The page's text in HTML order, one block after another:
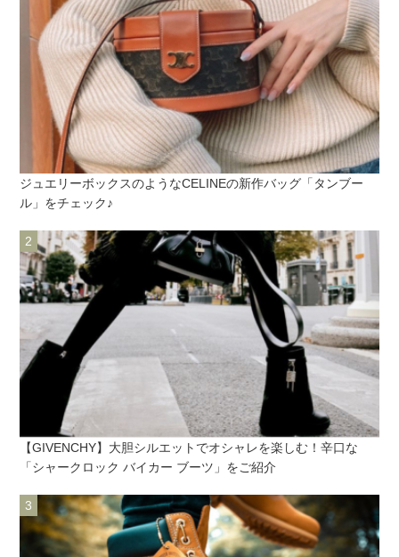
ジュエリーボックスのようなCELINEの新作バッグ「タンブー
ル」をチェック♪
【GIVENCHY】大胆シルエットでオシャレを楽しむ！辛口な
「シャークロック バイカー ブーツ」をご紹介